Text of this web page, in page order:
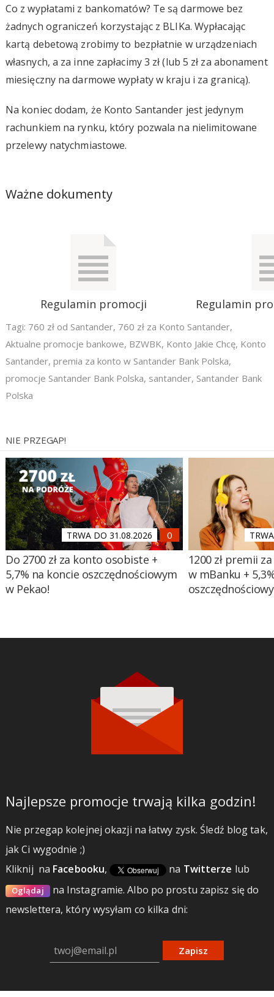
Co z wypłatami z bankomatów? Te są darmowe bez
żadnych ograniczeń korzystając z BLIKa. Wypłacając
kartą debetową zrobimy to bezpłatnie w urządzeniach
własnych, a za inne zapłacimy 3 zł (lub 5 zł za abonament
miesięczny na darmowe wypłaty w kraju i za granicą).
Na koniec dodam, że Konto Santander jest jedynym
rachunkiem na rynku, który pozwala na nielimitowane
przelewy natychmiastowe.
Ważne dokumenty
Regulamin promocji Regulamin
Tagi: 760 zł od Santander, 760 zł za Konto Santander,
Aktualne promocje bankowe, BZWBK, Konto Jakie Chcę, Konto
Santander, premia za konto w Santander Bank Polska,
promocje Santander Bank Polska, santander, Santander Bank
Polska
NIE PRZEGAP!
TRWA DO 31.08.2026
Do 2700 zł za konto osobiste +
5,7% na koncie oszczędnościowym
w Pekao!
1200 zł premii
w mBanku +
Najlepsze promocje trwają kilka godzin!
Nie przegap kolejnej okazji na łatwy zysk. Śledź blog tak,
jak Ci wygodnie ;)
Kliknij na Facebooku, na Twitterze lub
Oglądaj na Instagramie.Albo po prostu zapisz się do
newslettera, który wysyłam co kilka dni:
Zapisz